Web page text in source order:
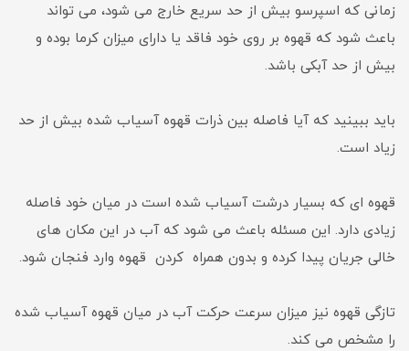
زمانی که اسپرسو بیش از حد سریع خارج می شود، می تواند
باعث شود که قهوه بر روی خود فاقد یا دارای میزان کرما بوده و
بیش از حد آبکی باشد.
باید ببینید که آیا فاصله بین ذرات قهوه آسیاب شده بیش از حد
زیاد است.
قهوه ای که بسیار درشت آسیاب شده است در میان خود فاصله
زیادی دارد. این مسئله باعث می شود که آب در این مکان های
خالی جریان پیدا کرده و بدون همراه کردن قهوه وارد فنجان شود.
تازگی قهوه نیز میزان سرعت حرکت آب در میان قهوه آسیاب شده
را مشخص می کند.